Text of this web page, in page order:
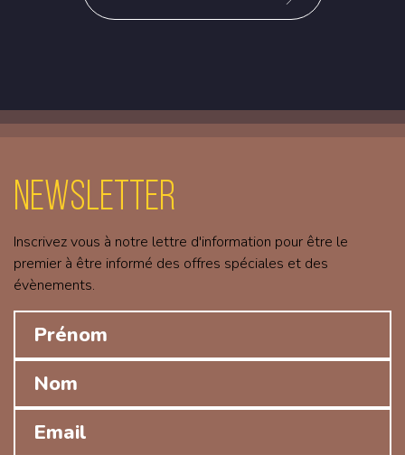
Newsletter
Inscrivez vous à notre lettre d'information pour être le
premier à être informé des offres spéciales et des
évènements.